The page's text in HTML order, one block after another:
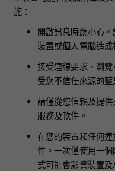
戶
指
南
施：
開啟訊息時應小心
裝置或個人電腦造成
接受連線要求、瀏
受您不信任來源的藍
請僅從您信賴及提
服務及軟件。
在您的裝置和任何
件。一次僅使用一
式可能會影響裝置